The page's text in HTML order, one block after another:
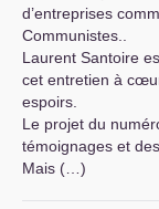
d’entreprises
Communistes..
Laurent Santoire
cet entretien à
espoirs.
Le projet du
témoignages et
Mais (…)